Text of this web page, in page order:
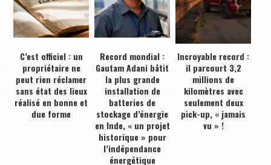
C’est officiel : un
propriétaire ne
peut rien réclamer
sans état des lieux
réalisé en bonne et
due forme
Record mondial :
Gautam Adani bâtit
la plus grande
installation de
batteries de
stockage d’énergie
en Inde, « un projet
historique » pour
l’indépendance
énergétique
Incroyable record :
il parcourt 3,2
millions de
kilomètres avec
seulement deux
pick-up, « jamais
vu » !